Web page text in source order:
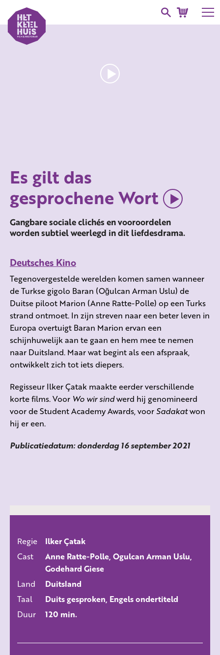
Es gilt das
gesprochene Wort
Gangbare sociale clichés en vooroordelen
worden subtiel weerlegd in dit liefdesdrama.
Deutsches Kino
Tegenovergestelde werelden komen samen wanneer
de Turkse gigolo Baran (Oğulcan Arman Uslu) de
Duitse piloot Marion (Anne Ratte-Polle) opeen Turks
strand ontmoet. In zijn streven naareen beter leven in
Europa overtuigt Baran Marion ervan een
schijnhuwelijk aan te gaan en hem mee te nemen
naar Duitsland. Maar wat begint als een afspraak,
ontwikkelt zich tot iets diepers.
Regisseur IlkerÇatak maakte eerder verschillende
korte films. Voor Wo wir sindwerd hij genomineerd
voor deStudent AcademyAwards, voorSadakatwon
hij er een.
Publicatiedatum: donderdag 16 september 2021
Regie
Ilker Çatak
Cast
Anne Ratte-Polle, Ogulcan Arman Uslu,
Godehard Giese
Land
Duitsland
Taal
Duits gesproken, Engels ondertiteld
Duur
120 min.